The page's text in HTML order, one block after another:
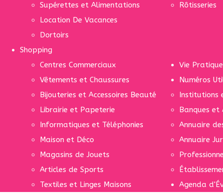
Supérettes et Alimentations
Rôtisseries
Location De Vacances
Dortoirs
Shopping
Centres Commerciaux
Vêtements et Chaussures
Bijouteries et Accessoires Beauté
Librairie et Papeterie
Informatiques et Téléphonies
Maison et Déco
Magasins de Jouets
Articles de Sports
Textiles et Linges Maisons
Vie Pratique
Numéros
Institutions
Banques et
Annuaire
Annuaire
Agenda